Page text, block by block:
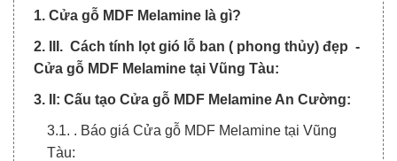
1. Cửa gỗ MDF Melamine là gì?
2. III. Cách tính lọt gió lỗ ban ( phong thủy) đẹp -
Cửa gỗ MDF Melamine tại Vũng Tàu:
3. II: Cấu tạo Cửa gỗ MDF Melamine An Cường:
3.1. . Báo giá Cửa gỗ MDF Melamine tại Vũng
Tàu: